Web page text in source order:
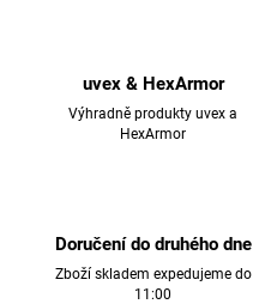
uvex & HexArmor
Výhradně produkty uvex a
HexArmor
Doručení do druhého dne
Zboží skladem expedujeme do
11:00